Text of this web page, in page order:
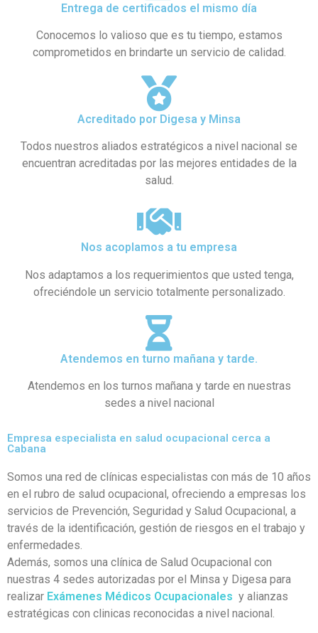
Entrega de certificados el mismo día
Conocemos lo valioso que es tu tiempo, estamos
comprometidos en brindarte un servicio de calidad.
Acreditado por Digesa y Minsa​
Todos nuestros aliados estratégicos a nivel nacional se
encuentran acreditadas por las mejores entidades de la
salud.
Nos acoplamos a tu empresa
Nos adaptamos a los requerimientos que usted tenga,
ofreciéndole un servicio totalmente personalizado.
Atendemos en turno mañana y tarde.
Atendemos en los turnos mañana y tarde en nuestras
sedes a nivel nacional
Empresa especialista en salud ocupacional cerca a
Cabana
Somos una red de clínicas especialistas con más de 10 años
en el rubro de salud ocupacional, ofreciendo a empresas los
servicios de Prevención, Seguridad y Salud Ocupacional, a
través de la identificación, gestión de riesgos en el trabajo y
enfermedades.
Además, somos una clínica de Salud Ocupacional con
nuestras 4 sedes autorizadas por el Minsa y Digesa para
realizar Exámenes Médicos Ocupacionales y alianzas
estratégicas con clinicas reconocidas a nivel nacional.